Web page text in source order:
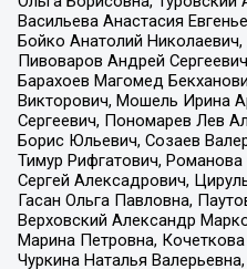
Васильева Анастасия
Бойко Анатолий Николаевич,
Пивоваров Андрей
Барахоев Магомед
Викторович, Мошель Ирина
Сергеевич, Пономарев Лев
Борис Юльевич, Созаев
Тимур Рифгатович,
Сергей Алексадрович,
Гасан Ольга Павловна,
Верховский Александр
Марина Петровна,
Чуркина Наталья